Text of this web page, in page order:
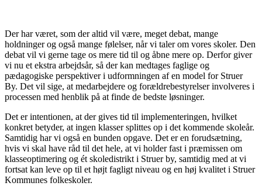
Der har været, som der altid vil være, meget debat, mange
holdninger og også mange følelser, når vi taler om vores skoler. Den
debat vil vi gerne tage os mere tid til og åbne mere op. Derfor giver
vi nu et ekstra arbejdsår, så der kan medtages faglige og
pædagogiske perspektiver i udformningen af en model for Struer
By. Det vil sige, at medarbejdere og forældrebestyrelser involveres i
processen med henblik på at finde de bedste løsninger.
Det er intentionen, at der gives tid til implementeringen, hvilket
konkret betyder, at ingen klasser splittes op i det kommende skoleår.
Samtidig har vi også en bunden opgave. Det er en forudsætning,
hvis vi skal have råd til det hele, at vi holder fast i præmissen om
klasseoptimering og ét skoledistrikt i Struer by, samtidig med at vi
fortsat kan leve op til et højt fagligt niveau og en høj kvalitet i Struer
Kommunes folkeskoler.